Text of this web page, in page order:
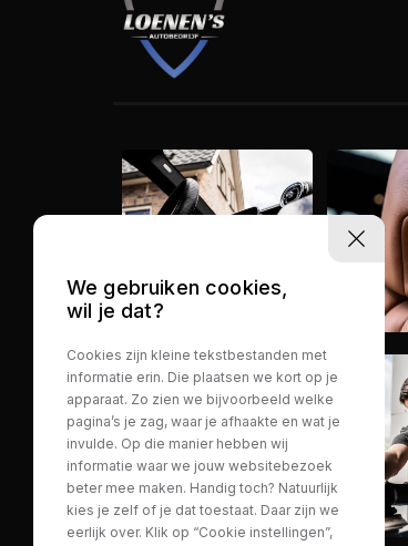
We gebruiken cookies,
wil je dat?
Cookies zijn kleine tekstbestanden met
informatie erin. Die plaatsen we kort op je
apparaat. Zo zien we bijvoorbeeld welke
pagina’s je zag, waar je afhaakte en wat je
invulde. Op die manier hebben wij
informatie waar we jouw websitebezoek
beter mee maken. Handig toch? Natuurlijk
kies je zelf of je dat toestaat. Daar zijn we
eerlijk over. Klik op “Cookie instellingen”,